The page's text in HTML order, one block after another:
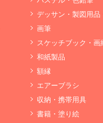
デッサン・製図用品
画筆
スケッチブック・画
和紙製品
額縁
エアーブラシ
収納・携帯用具
書籍・塗り絵